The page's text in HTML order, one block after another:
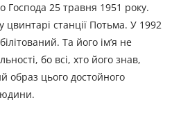
Господа 25 травня 1951 року.
станції Потьма. У 1992
Та його ім’я не
бо всі, хто його знав,
образ цього достойного